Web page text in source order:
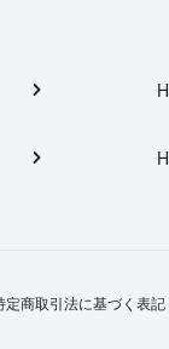
定商取引法に基づく表記